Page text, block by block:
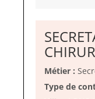
Métier :
Type de